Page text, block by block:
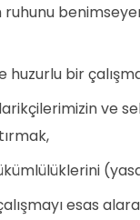
huzurlu bir
esas